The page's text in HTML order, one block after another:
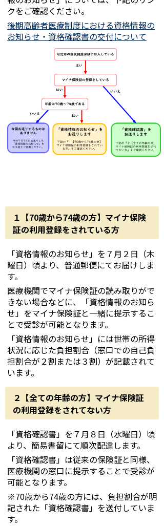
クをご確認ください。
後期高齢者医療制度における資格情報の
お知らせ・資格確認書の交付について
１【70歳から74歳の方】マイナ保険
証の利用登録をされている方
「資格情報のお知らせ」を７月２日（木
曜日）頃より、普通郵便にてお届けしま
す。
医療機関でマイナ保険証の読み取りがで
きない場合などに、「資格情報のお知ら
せ」をマイナ保険証と一緒に提示するこ
とで受診が可能となります。
「資格情報のお知らせ」には世帯の所得
状況に応じた負担割合（窓口での自己負
担割合が２割または３割）が記載されて
います。
２【全ての年齢の方】マイナ保険証
の利用登録をされてない方
「資格確認書」を７月８日（水曜日）頃
より、簡易書留にて順次配達します。
「資格確認書」は従来の保険証と同様、
医療機関の窓口に提示することで受診が
可能となります。
※70歳から74歳の方には、負担割合が明
記された「資格確認書」を送付していま
す。